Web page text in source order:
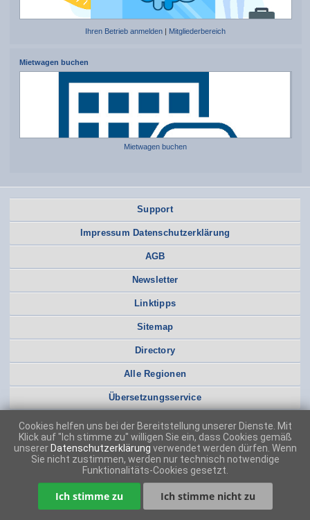
Ihren Betrieb anmelden Mitgliederbereich
Mietwagen buchen
Mietwagen buchen
Support
Impressum Datenschutzerklärung
AGB
Newsletter
Linktipps
Sitemap
Directory
Alle Regionen
Übersetzungsservice
Cookies helfen uns bei der Bereitstellung unserer Dienste. Mit
Klick auf "Ich stimme zu" willigen Sie ein, dass Cookies gemäß
unserer Datenschutzerklärung verwendet werden dürfen. Wenn
Sie nicht zustimmen, werden nur technisch notwendige
Funktionalitäts-Cookies gesetzt.